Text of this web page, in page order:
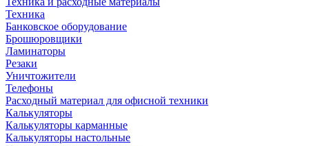
Техника
Банковское оборудование
Брошюровщики
Ламинаторы
Резаки
Уничтожители
Телефоны
Расходный материал для офисной техники
Калькуляторы
Калькуляторы карманные
Калькуляторы настольные